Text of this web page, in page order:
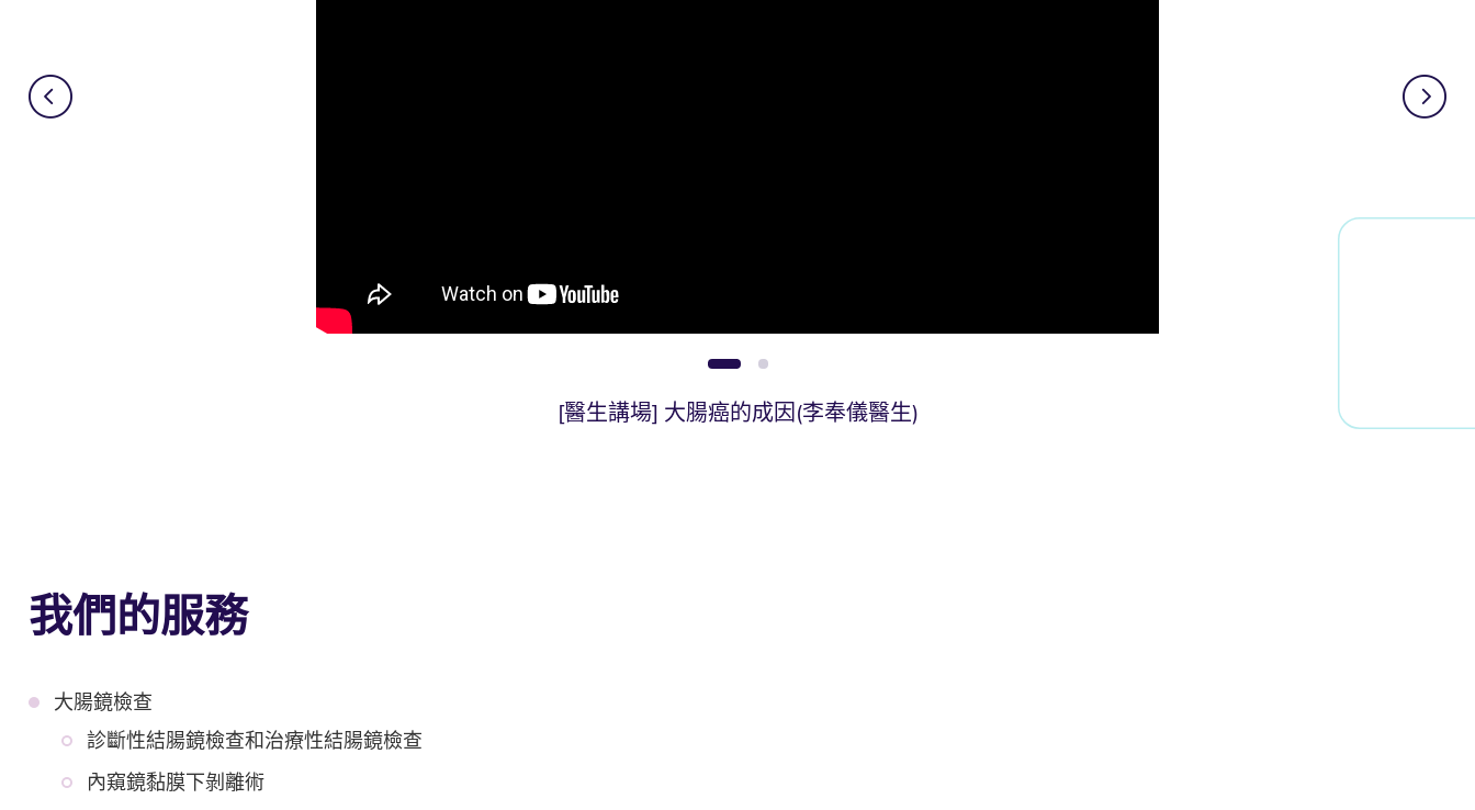
[醫生講場] 大腸癌的成因(李奉儀醫生)
[醫生講場] 大腸癌的手術治療(李奉儀醫生)
1 2
我們的服務
大腸鏡檢查
診斷性結腸鏡檢查和治療性結腸鏡檢查
內窺鏡黏膜下剝離術